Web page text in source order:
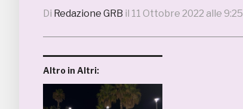
Di Redazione GRB il 11 Ottobre 2022 alle 9:25
Altro in Altri: